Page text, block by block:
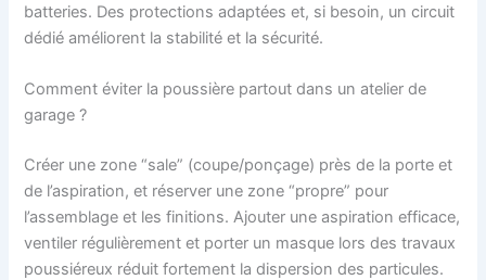
batteries. Des protections adaptées et, si besoin, un circuit
dédié améliorent la stabilité et la sécurité.
Comment éviter la poussière partout dans un atelier de
garage ?
Créer une zone “sale” (coupe/ponçage) près de la porte et
de l’aspiration, et réserver une zone “propre” pour
l’assemblage et les finitions. Ajouter une aspiration efficace,
ventiler régulièrement et porter un masque lors des travaux
poussiéreux réduit fortement la dispersion des particules.